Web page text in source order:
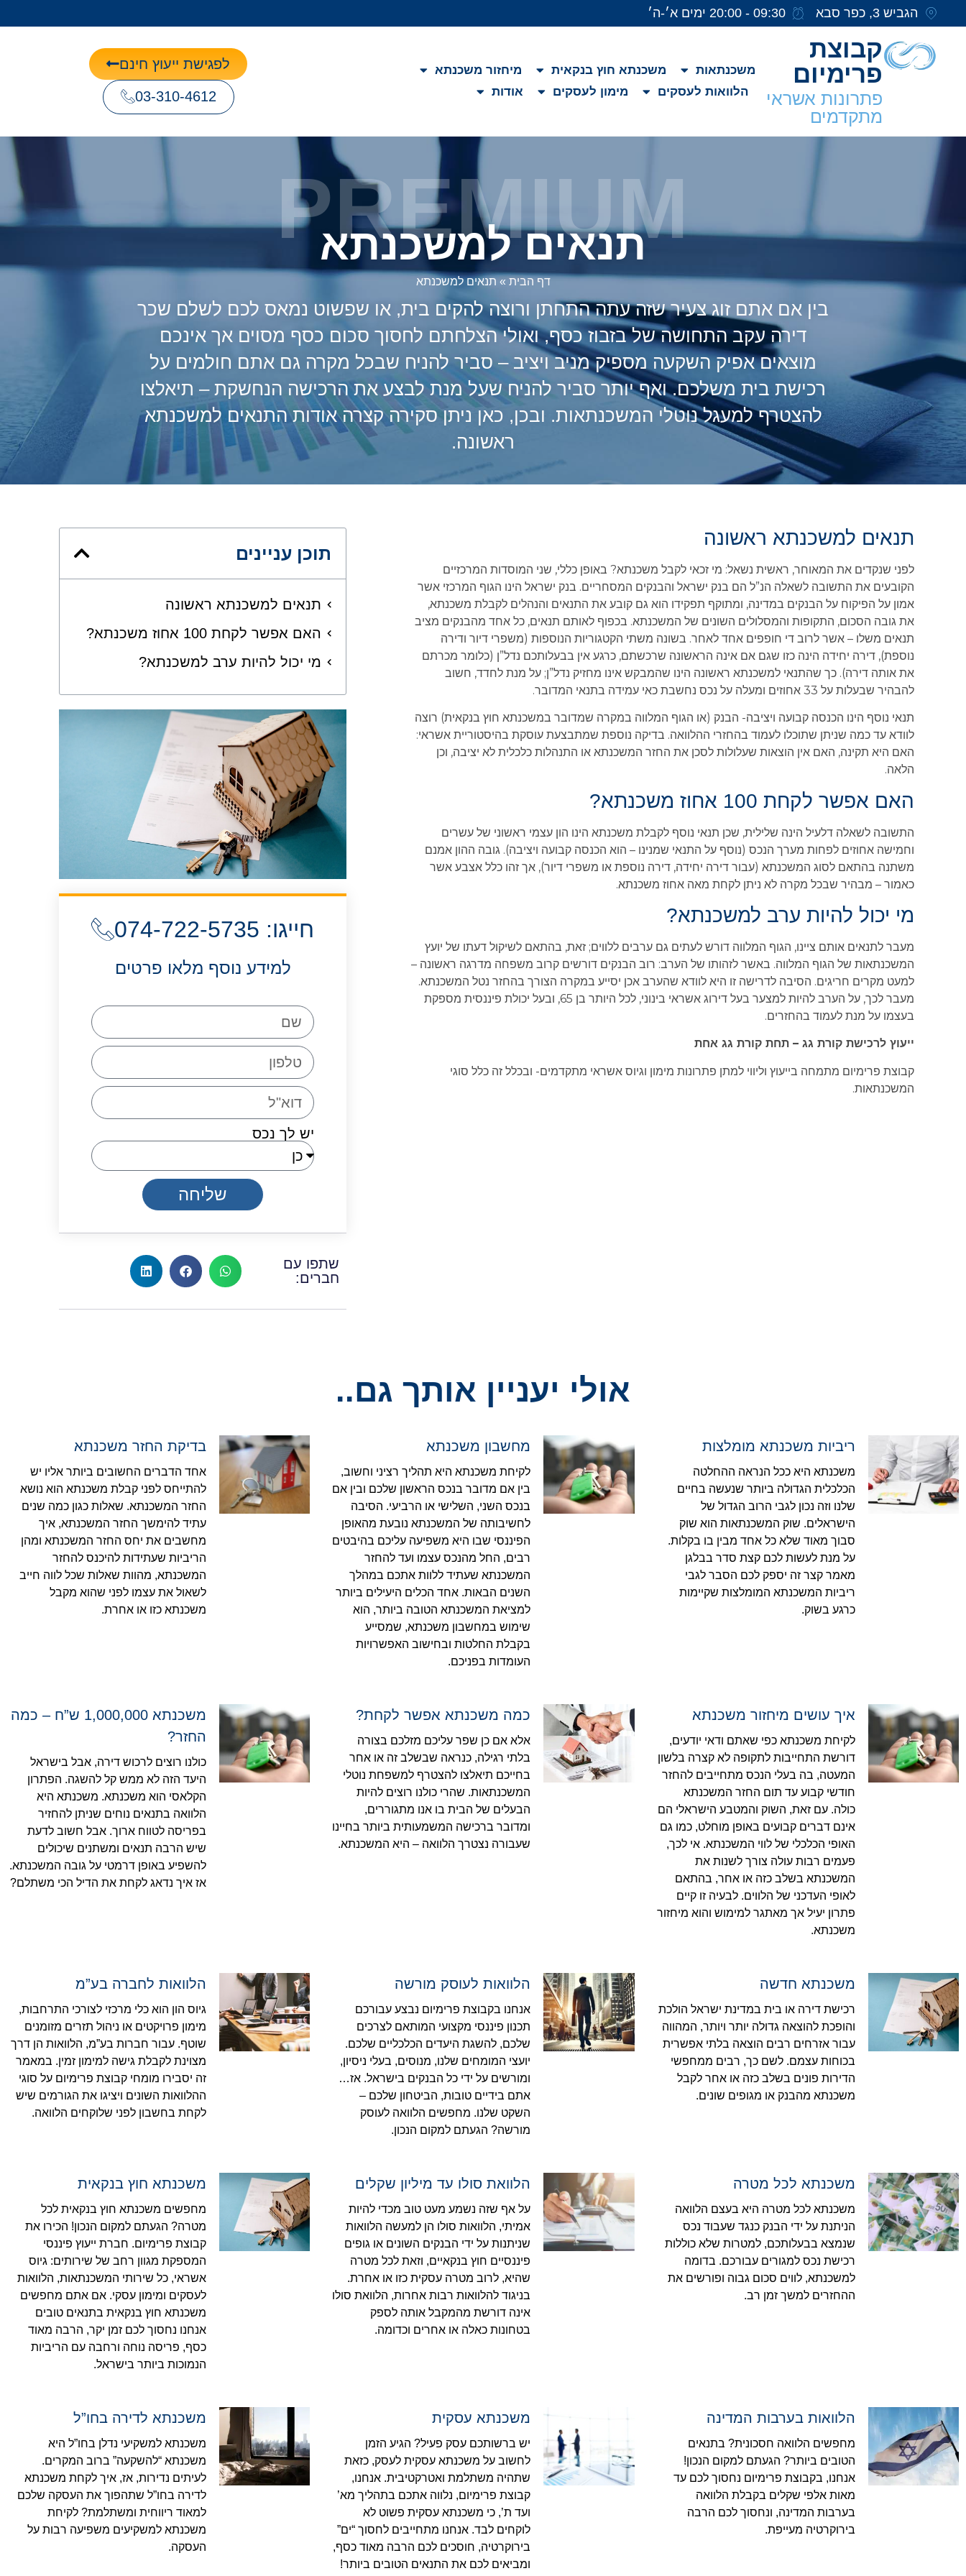
הגביש 3, כפר סבא 09:30 - 20:00 ימים א׳-ה׳
קבוצת
פרימיום
פתרונות אשראי
מתקדמים
משכנתאות משכנתא חוץ בנקאית
מיחזור משכנתא
הלוואות לעסקים
מימון לעסקים אודות
לפגישת ייעוץ חינם
03-310-4612
PREMIUM
תנאים למשכנתא
דף הבית » תנאים למשכנתא
בין אם אתם זוג צעיר שזה עתה התחתן ורוצה להקים בית, או שפשוט נמאס לכם לשלם שכר
דירה עקב התחושה של בזבוז כסף, ואולי הצלחתם לחסוך סכום כסף מסוים אך אינכם
מוצאים אפיק השקעה מספיק מניב ויציב – סביר להניח שבכל מקרה גם אתם חולמים על
רכישת בית משלכם. ואף יותר סביר להניח שעל מנת לבצע את הרכישה הנחשקת – תיאלצו
להצטרף למעגל נוטלי המשכנתאות. ובכן, כאן ניתן סקירה קצרה אודות התנאים למשכנתא
ראשונה.
תנאים למשכנתא ראשונה
לפני שנקדים את המאוחר, ראשית נשאל: מי זכאי לקבל משכנתא? באופן כללי, שני המוסדות המרכזיים
הקובעים את התשובה לשאלה הנ”ל הם בנק ישראל והבנקים המסחריים. בנק ישראל הינו הגוף המרכזי אשר
אמון על הפיקוח על הבנקים במדינה, ומתוקף תפקידו הוא גם קובע את התנאים והנהלים לקבלת משכנתא,
את גובה הסכום, התקופות והמסלולים השונים של המשכנתא. בכפוף לאותם תנאים, כל אחד מהבנקים מציב
תנאים משלו – אשר לרוב די חופפים אחד לאחר. בשונה משתי הקטגוריות הנוספות (משפרי דיור ודירה
נוספת), דירה יחידה הינה כזו שגם אם אינה הראשונה שרכשתם, כרגע אין בבעלותכם נדל”ן (כלומר מכרתם
את אותה דירה). כך שהתנאי למשכנתא ראשונה הינו שהמבקש אינו מחזיק נדל”ן; על מנת לחדד, חשוב
להבהיר שבעלות על 33 אחוזים ומעלה על נכס נחשבת כאי עמידה בתנאי המדובר.
תנאי נוסף הינו הכנסה קבועה ויציבה- הבנק (או הגוף המלווה במקרה שמדובר במשכנתא חוץ בנקאית) רוצה
לוודא עד כמה שניתן שתוכלו לעמוד בהחזרי ההלוואה. בדיקה נוספת שמתבצעת עוסקת בהיסטוריית אשראי:
האם היא תקינה, האם אין הוצאות שעלולות לסכן את החזר המשכנתא או התנהלות כלכלית לא יציבה, וכן
הלאה.
האם אפשר לקחת 100 אחוז משכנתא?
התשובה לשאלה דלעיל הינה שלילית, שכן תנאי נוסף לקבלת משכנתא הינו הון עצמי ראשוני של עשרים
וחמישה אחוזים לפחות מערך הנכס (נוסף על התנאי שמנינו – הוא הכנסה קבועה ויציבה). גובה ההון אמנם
משתנה בהתאם לסוג המשכנתא (עבור דירה יחידה, דירה נוספת או משפרי דיור), אך זהו כלל אצבע אשר
כאמור – מבהיר שבכל מקרה לא ניתן לקחת מאה אחוז משכנתא.
מי יכול להיות ערב למשכנתא?
מעבר לתנאים אותם ציינו, הגוף המלווה דורש לעתים גם ערבים ללווים; זאת, בהתאם לשיקול דעתו של יועץ
המשכנתאות של הגוף המלווה. באשר לזהותו של הערב: רוב הבנקים דורשים קרוב משפחה מדרגה ראשונה –
למעט מקרים חריגים. הסיבה לדרישה זו היא לוודא שהערב אכן יסייע במקרה הצורך בהחזר נטל המשכנתא.
מעבר לכך, על הערב להיות למצער בעל דירוג אשראי בינוני, לכל היותר בן 65, ובעל יכולת פיננסית מספקת
בעצמו על מנת לעמוד בהחזרים.
ייעוץ לרכישת קורת גג – תחת קורת גג אחת
קבוצת פרימיום מתמחה בייעוץ וליווי למתן פתרונות מימון וגיוס אשראי מתקדמים- ובכלל זה כלל סוגי
המשכנתאות.
תוכן עניינים
תנאים למשכנתא ראשונה
האם אפשר לקחת 100 אחוז משכנתא?
מי יכול להיות ערב למשכנתא?
חייגו: 074-722-5735
למידע נוסף מלאו פרטים
יש לך נכס
שליחה
שתפו עם
חברים:
אולי יעניין אותך גם..
ריביות משכנתא מומלצות
משכנתא היא ככל הנראה ההחלטה
הכלכלית הגדולה ביותר שנעשה בחיים
שלנו וזה נכון לגבי הרוב הגדול של
הישראלים. שוק המשכנתאות הוא שוק
סבוך מאוד שלא כל אחד מבין בו בקלות.
על מנת לעשות לכם קצת סדר בבלגן
מאמר קצר זה יספק לכם הסבר לגבי
ריביות המשכנתא המומלצות שקיימות
כרגע בשוק.
מחשבון משכנתא
לקיחת משכנתא היא תהליך רציני וחשוב,
בין אם מדובר בנכס הראשון שלכם ובין אם
בנכס השני, השלישי או הרביעי. הסיבה
לחשיבותה של המשכנתא נובעת מהאופן
הפיננסי שבו היא משפיעה עליכם בהיבטים
רבים, החל מהנכס עצמו ועד להחזר
המשכנתא שעתיד ללוות אתכם במהלך
השנים הבאות. אחד הכלים היעילים ביותר
למציאת המשכנתא הטובה ביותר, הוא
שימוש במחשבון משכנתא, שמסייע
בקבלת החלטות ובחישוב האפשרויות
העומדות בפניכם.
בדיקת החזר משכנתא
אחד הדברים החשובים ביותר אליו יש
להתייחס לפני קבלת משכנתא הוא נושא
החזר המשכנתא. שאלות כגון כמה שנים
עתיד להימשך החזר המשכנתא, איך
מחשבים את יחס החזר המשכנתא ומהן
הריביות שעתידות להיכנס להחזר
המשכנתא, מהוות שאלות שכל לווה חייב
לשאול את עצמו לפני שהוא מקבל
משכנתא כזו או אחרת.
איך עושים מיחזור משכנתא
לקיחת משכנתא כפי שאתם ודאי יודעים,
דורשת התחייבות לתקופה לא קצרה בלשון
המעטה, בה בעלי הנכס מתחייבים להחזר
חודשי קבוע עד תום החזר המשכנתא
כולה. עם זאת, השוק והמטבע הישראלי הם
אינם דברים קבועים באופן מוחלט, כמו גם
האופי הכלכלי של לווי המשכנתא. אי לכך,
פעמים רבות עולה צורך לשנות את
המשכנתא בשלב כזה או אחר, בהתאם
לאופי העדכני של הלווים. לבעיה זו קיים
פתרון יעיל אך מאתגר למימוש והוא מיחזור
משכנתא.
כמה משכנתא אפשר לקחת?
אלא אם כן שפר עליכם מזלכם בצורה
בלתי רגילה, כנראה שבשלב זה או אחר
בחייכם תיאלצו להצטרף למשפחת נוטלי
המשכנתאות. שהרי כולנו רוצים להיות
הבעלים של הבית בו אנו מתגוררים,
ומדובר ברכישה המשמעותית ביותר בחיינו
שעבורה נצטרך הלוואה – היא המשכנתא.
משכנתא 1,000,000 ש”ח – כמה
החזר?
כולנו רוצים לרכוש דירה, אבל בישראל
היעד הזה לא ממש קל להשגה. הפתרון
הקלאסי הוא משכנתא. משכנתא היא
הלוואה בתנאים נוחים שניתן להחזיר
בפריסה לטווח ארוך. אבל חשוב לדעת
שיש הרבה תנאים ומשתנים שיכולים
להשפיע באופן דרמטי על גובה המשכנתא.
אז איך נדאג לקחת את הדיל הכי משתלם?
משכנתא חדשה
רכישת דירה או בית במדינת ישראל הולכת
והופכת להוצאה גדולה יותר ויותר, המהווה
עבור אזרחים רבים הוצאה בלתי אפשרית
בכוחות עצמם. לשם כך, רבים ממחפשי
הדירות פונים בשלב כזה או אחר לקבל
משכנתא מהבנק או מגופים שונים.
הלוואות לעוסק מורשה
אנחנו בקבוצת פרימיום נבצע עבורכם
תכנון פיננסי מקצועי המותאם לצרכים
שלכם, להשגת היעדים הכלכליים שלכם.
יועצי המומחים שלנו, מנוסים, בעלי ניסיון,
ומורשים על ידי כל הבנקים בישראל. אז…
אתם בידיים טובות, הביטחון שלכם –
השקט שלנו. מחפשים הלוואה לעוסק
מורשה? הגעתם למקום הנכון.
הלוואות לחברה בע”מ
גיוס הון הוא כלי מרכזי לצורכי התרחבות,
מימון פרויקטים או ניהול תזרים מזומנים
שוטף. עבור חברות בע”מ, הלוואות הן דרך
מצוינת לקבלת גישה למימון זמין. במאמר
זה יסבירו מומחי קבוצת פרימיום על סוגי
ההלוואות השונים ויציגו את הגורמים שיש
לקחת בחשבון לפני שלוקחים הלוואה.
משכנתא לכל מטרה
משכנתא לכל מטרה היא בעצם הלוואה
הניתנת על ידי הבנק כנגד שעבוד נכס
שנמצא בבעלותכם, למטרות שלא כוללות
רכישת נכס למגורים עבורכם. בדומה
למשכנתא, לווים סכום גבוה ופורשים את
ההחזרים למשך זמן רב.
הלוואת סולו עד מיליון שקלים
על אף שזה נשמע מעט טוב מכדי להיות
אמיתי, הלוואות סולו הן למעשה הלוואות
שניתנות על ידי הבנקים השונים או גופים
פיננסיים חוץ בנקאיים, וזאת לכל מטרה
שהיא, לרוב מטרה עסקית כזו או אחרת.
בניגוד להלוואות רבות אחרות, הלוואת סולו
אינה דורשת מהמקבל אותה לספק
בטחונות כאלה או אחרים וכדומה.
משכנתא חוץ בנקאית
מחפשים משכנתא חוץ בנקאית לכל
מטרה? הגעתם למקום הנכון! הכירו את
קבוצת פרימיום. חברת ייעוץ פיננסי
המספקת מגוון רחב של שירותים: גיוס
אשראי, כל שירותי המשכנתאות, הלוואות
לעסקים ומימון עסקי. אם אתם מחפשים
משכנתא חוץ בנקאית בתנאים טובים
אנחנו נחסוך לכם זמן יקר, הרבה מאוד
כסף, פריסה נוחה ורחבה עם הריביות
הנמוכות ביותר בישראל.
הלוואות בערבות המדינה
מחפשים הלוואה חסכונית? בתנאים
הטובים ביותר? הגעתם למקום הנכון!
אנחנו, בקבוצת פרימיום נחסוך לכם עד
מאות אלפי שקלים בקבלת הלוואה
בערבות המדינה, ונחסוך לכם הרבה
בירוקרטיה מעייפת.
משכנתא עסקית
יש ברשותכם עסק פעיל? הגיע הזמן
לחשוב על משכנתא עסקית לעסק, כזאת
שתהיה משתלמת ואטרקטיבית. אנחנו,
קבוצת פרימיום, נלווה אתכם בתהליך מא’
ועד ת’, כי משכנתא עסקית פשוט לא
לוקחים לבד. אנחנו מתחייבים לחסוך “ים”
בירוקרטיה, חוסכים לכם הרבה מאוד כסף,
ומביאים לכם את התנאים הטובים ביותר!
משכנתא לדירה בחו”ל
משכנתא למשקיעי נדלן בחו”ל היא
משכנתא “להשקעה” ברוב המקרים.
לעיתים נדירות, אז, איך לקחת משכנתא
לדירה בחו”ל שתהפוך את העסקה שלכם
למאוד ריווחית ומשתלמת? לקיחת
משכנתא למשקיעים משפיעה רבות על
העסקה.